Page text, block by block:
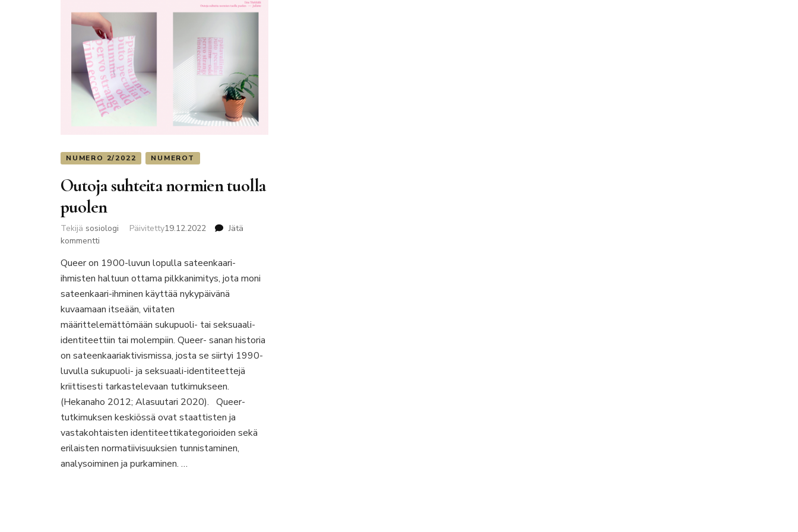
NUMERO 2/2022 NUMEROT
Outoja suhteita normien tuolla
puolen
Tekijä sosiologi Päivitetty19.12.2022
Jätä
kommentti
suhteita
normien
tuolla
Queer on 1900-luvun lopulla sateenkaari-
ihmisten haltuun ottama pilkkanimitys, jota moni
sateenkaari-ihminen käyttää nykypäivänä
kuvaamaan itseään, viitaten
määrittelemättömään sukupuoli- tai seksuaali-
identiteettiin tai molempiin. Queer- sanan historia
on sateenkaariaktivismissa, josta se siirtyi 1990-
luvulla sukupuoli- ja seksuaali-identiteettejä
kriittisesti tarkastelevaan tutkimukseen.
(Hekanaho 2012; Alasuutari 2020). Queer-
tutkimuksen keskiössä ovat staattisten ja
vastakohtaisten identiteettikategorioiden sekä
erilaisten normatiivisuuksien tunnistaminen,
analysoiminen ja purkaminen. …